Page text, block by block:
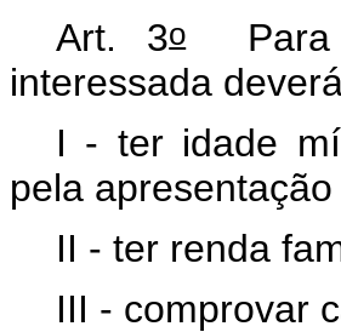
Art. 3oPara
interessada
I - ter idade
pela
II - ter renda
III - comprovar